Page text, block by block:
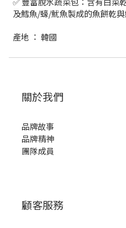
及鱈魚/蠔/魷魚製成的魚餅乾
產地 ： 韓國
關於我們
品牌故事
品牌精神
團隊成員
顧客服務